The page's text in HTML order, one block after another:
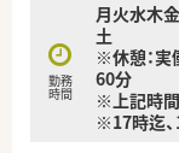
勤務
時間
月火水木
土 09
※休憩：実
60分
※上記時間
※17時迄